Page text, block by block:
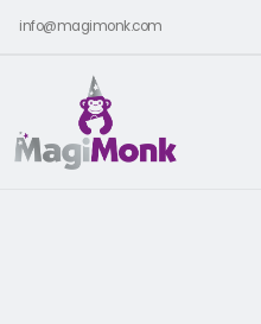
info@magimonk.com